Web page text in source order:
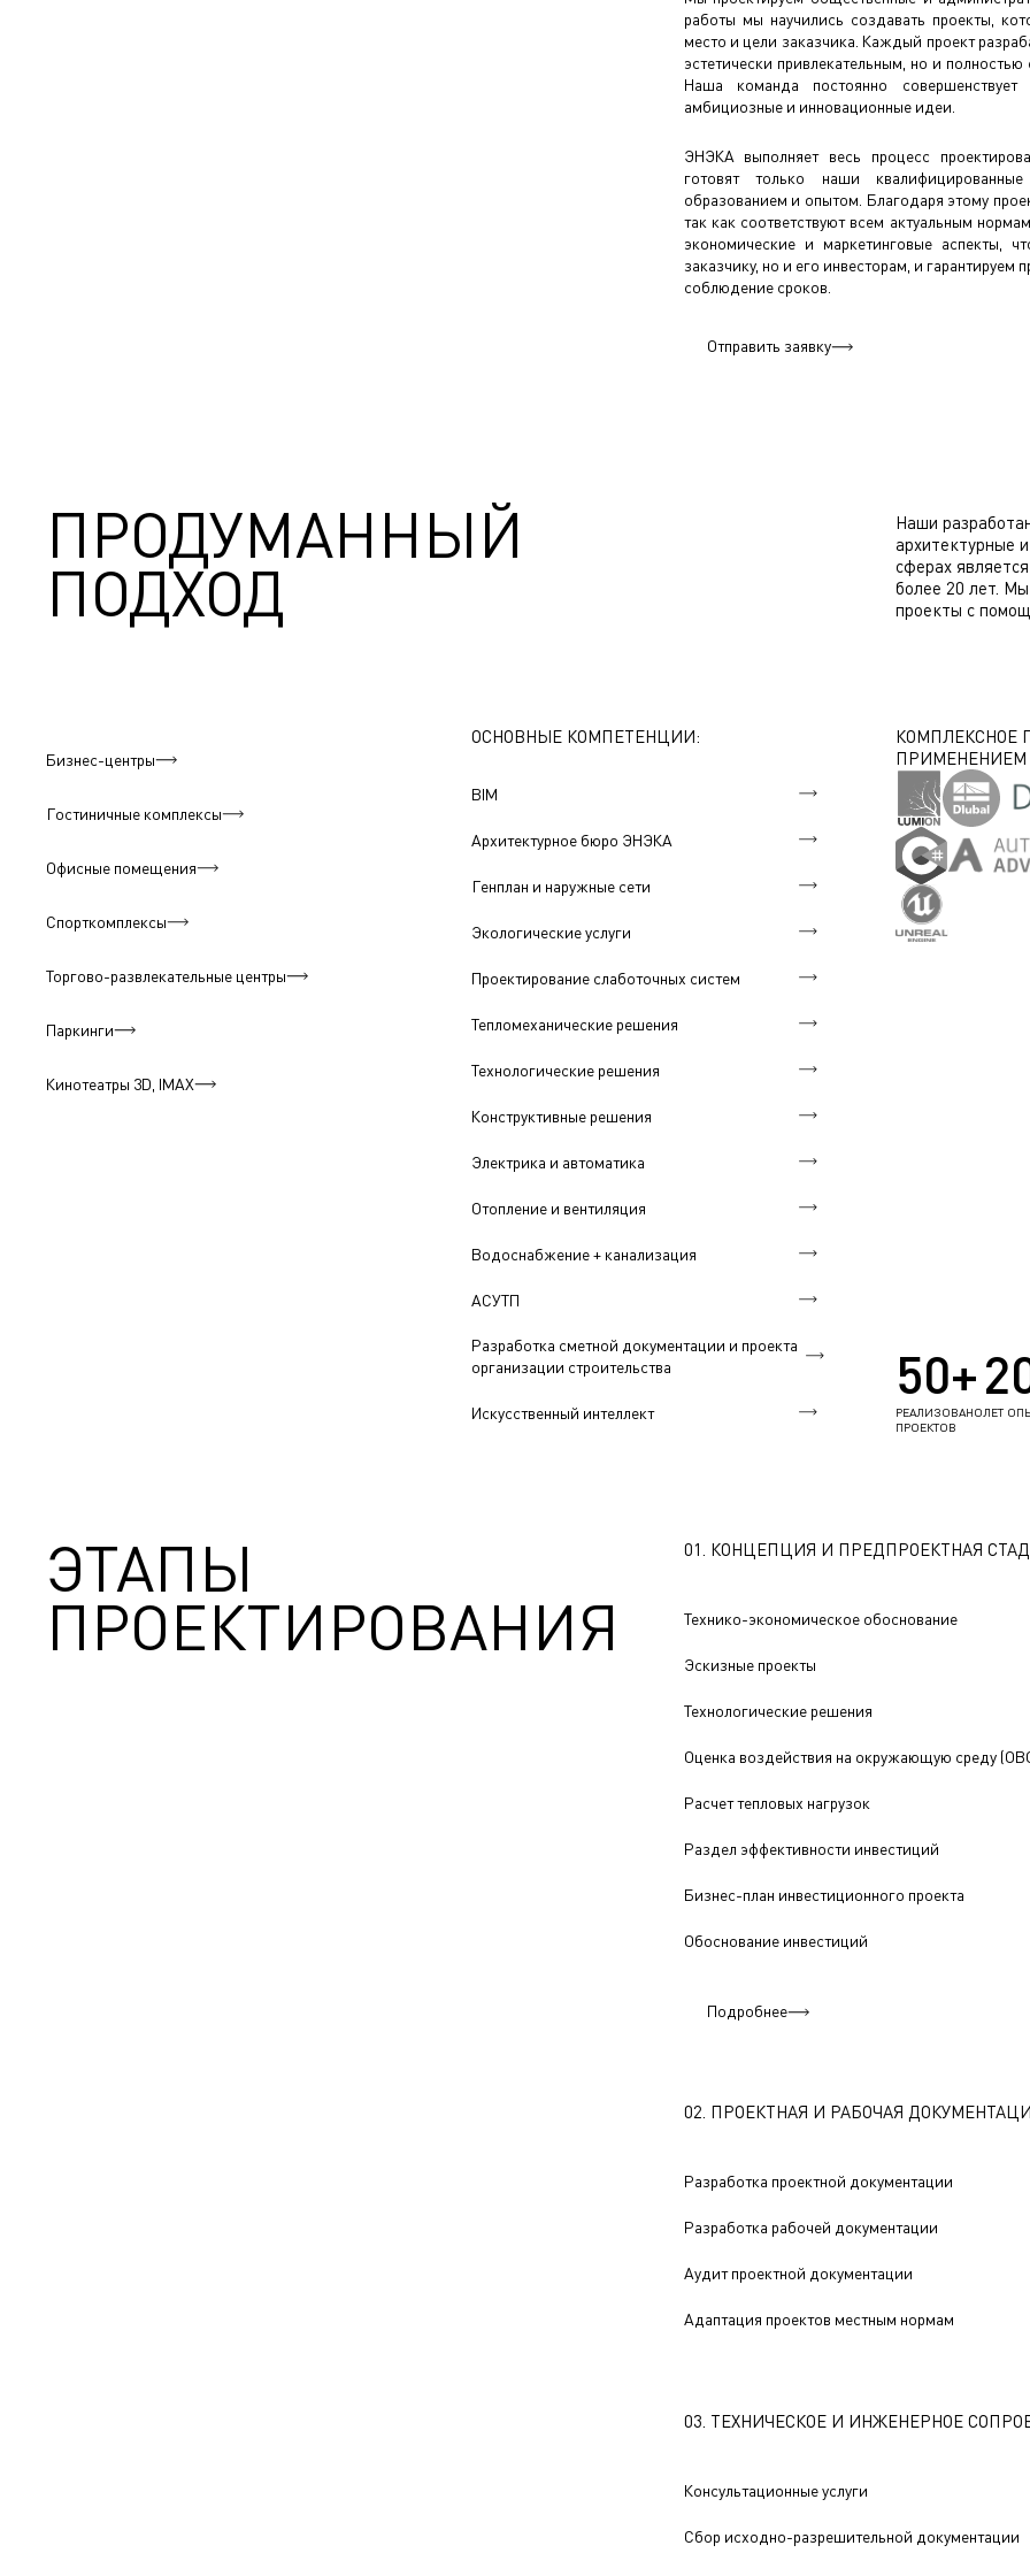
работы мы научились создавать проекты,
место и цели заказчика. Каждый проект
эстетически привлекательным, но и
Наша команда постоянно
амбициозные и инновационные идеи.
ЭНЭКА выполняет весь процесс
готовят только наши
образованием и опытом. Благодаря этому
так как соответствуют всем актуальным
экономические и маркетинговые аспекты,
заказчику, но и его инвесторам, и гарантируем
соблюдение сроков.
Отправить заявку
ПРОДУМАННЫЙ
ПОДХОД
Наши
архитектурные
сферах
более 20 лет.
проекты с
Бизнес-центры
Гостиничные комплексы
Офисные помещения
Спорткомплексы
Торгово-развлекательные центры
Паркинги
Кинотеатры 3D, IMAX
ОСНОВНЫЕ КОМПЕТЕНЦИИ:
BIM
Архитектурное бюро ЭНЭКА
Генплан и наружные сети
Экологические услуги
Проектирование слаботочных систем
Тепломеханические решения
Технологические решения
Конструктивные решения
Электрика и автоматика
Отопление и вентиляция
Водоснабжение + канализация
АСУТП
Разработка сметной документации и проекта
организации строительства
Искусственный интеллект
КОМПЛЕКСНОЕ
ПРИМЕНЕНИЕМ
50+
РЕАЛИЗОВАНО
ПРОЕКТОВ
ЛЕТ
ЭТАПЫ
ПРОЕКТИРОВАНИЯ
01. КОНЦЕПЦИЯ И ПРЕДПРОЕКТНАЯ
Технико-экономическое обоснование
Эскизные проекты
Технологические решения
Оценка воздействия на окружающую среду
Расчет тепловых нагрузок
Раздел эффективности инвестиций
Бизнес-план инвестиционного проекта
Обоснование инвестиций
Подробнее
02. ПРОЕКТНАЯ И РАБОЧАЯ
Разработка проектной документации
Разработка рабочей документации
Аудит проектной документации
Адаптация проектов местным нормам
03. ТЕХНИЧЕСКОЕ И ИНЖЕНЕРНОЕ
Консультационные услуги
Сбор исходно-разрешительной документации